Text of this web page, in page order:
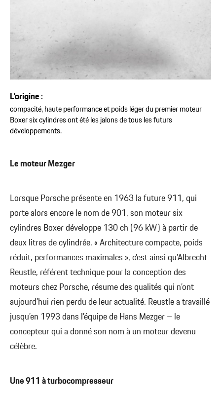
L’origine :
compacité, haute performance et poids léger du premier moteur
Boxer six cylindres ont été les jalons de tous les futurs
développements.
Le moteur Mezger
Lorsque Porsche présente en 1963 la future 911, qui
porte alors encore le nom de 901, son moteur six
cylindres Boxer développe 130 ch (96 kW) à partir de
deux litres de cylindrée. « Architecture compacte, poids
réduit, performances maximales », c’est ainsi qu’Albrecht
Reustle, référent technique pour la conception des
moteurs chez Porsche, résume des qualités qui n’ont
aujourd’hui rien perdu de leur actualité. Reustle a travaillé
jusqu’en 1993 dans l’équipe de Hans Mezger – le
concepteur qui a donné son nom à un moteur devenu
célèbre.
Une 911 à turbocompresseur